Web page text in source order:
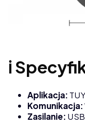
ℹ️
Aplikacja:
Komunikacja:
Zasilanie: